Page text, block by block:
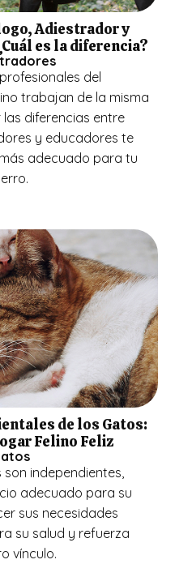
Adiestrador y
es la diferencia?
del
trabajan de la misma
diferencias entre
y educadores te
adecuado para tu
de los Gatos:
Felino Feliz
independientes,
adecuado para su
sus necesidades
su salud y refuerza
vínculo.